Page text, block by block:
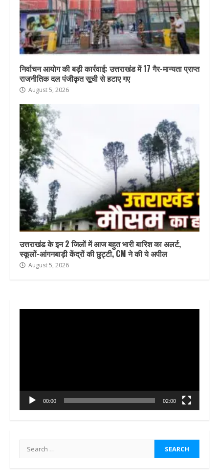
निर्वाचन आयोग की बड़ी कार्रवाई: उत्तराखंड में 17 गैर-मान्यता प्राप्त
राजनीतिक दल पंजीकृत सूची से हटाए गए
August 5, 2026
उत्तराखंड के इन 2 जिलों में आज बहुत भारी बारिश का अलर्ट,
स्कूलों-आंगनबाड़ी केंद्रों की छुट्टी, CM ने की ये अपील
August 5, 2026
00:00 02:00
Search
for: